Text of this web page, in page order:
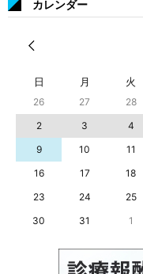
カレンダー
日 月 火
26 27 28
2
3 4
9
10 11
16
17 18
23
24 25
30
31 1